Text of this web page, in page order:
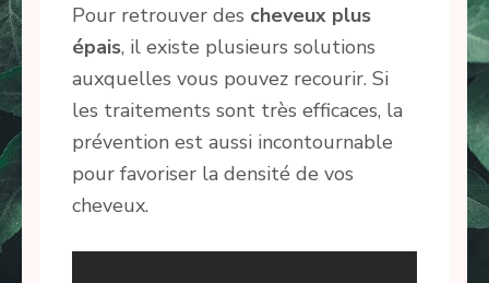
Pour retrouver des cheveux plus
épais, il existe plusieurs solutions
auxquelles vous pouvez recourir. Si
les traitements sont très efficaces, la
prévention est aussi incontournable
pour favoriser la densité de vos
cheveux.